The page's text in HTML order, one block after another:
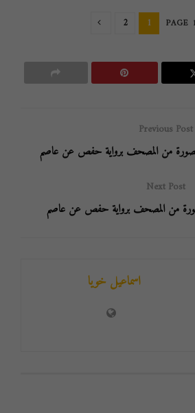
PAGE
1
2
Previous Post
من المصحف برواية حفص عن عاصم
Next Post
من المصحف برواية حفص عن عاصم
اسماعيل خويا